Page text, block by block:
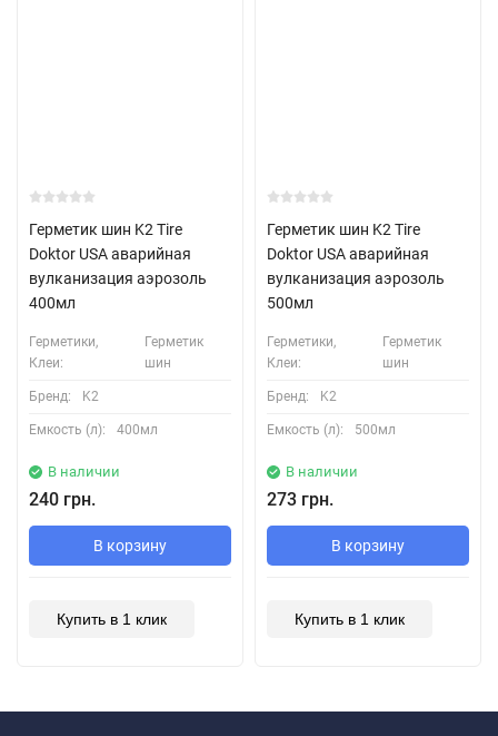
Герметик шин K2 Tire
Doktor USA аварийная
вулканизация аэрозоль
400мл
Герметики,
Клеи:
Герметик
шин
Бренд: K2
Емкость (л): 400мл
В наличии
240 грн.
В корзину
Купить в 1 клик
Герметик шин K2 Tire
Doktor USA аварийная
вулканизация аэрозоль
500мл
Герметики,
Клеи:
Герметик
шин
Бренд: K2
Емкость (л): 500мл
В наличии
273 грн.
В корзину
Купить в 1 клик